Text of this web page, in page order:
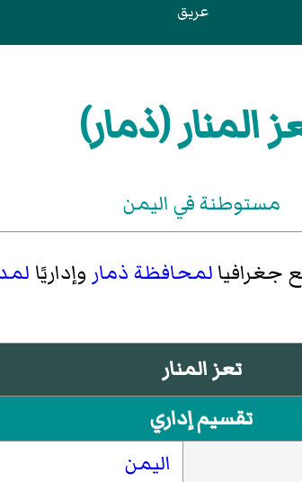
عريق
المنار (ذمار)
مستوطنة في اليمن
جغرافيا لمحافظة ذمار وإداريًا
تعز المنار
تقسيم إداري
اليمن